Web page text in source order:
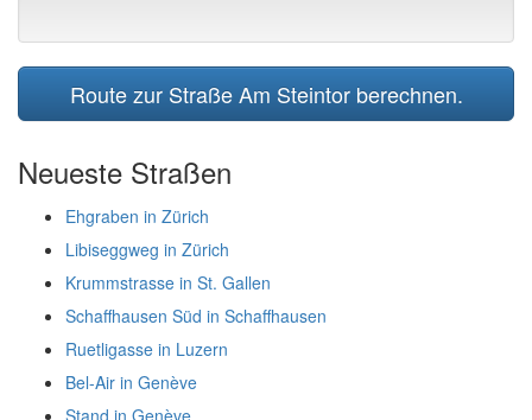
Route zur Straße Am Steintor berechnen.
Neueste Straßen
Ehgraben in Zürich
Libiseggweg in Zürich
Krummstrasse in St. Gallen
Schaffhausen Süd in Schaffhausen
Ruetligasse in Luzern
Bel-Air in Genève